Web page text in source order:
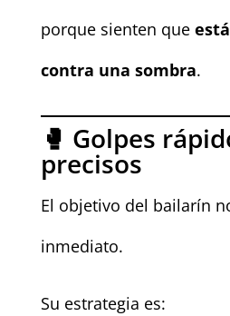
porque sienten que
contra una sombra.
🥊 Golpes
precisos
El objetivo del bailarín
inmediato.
Su estrategia es: